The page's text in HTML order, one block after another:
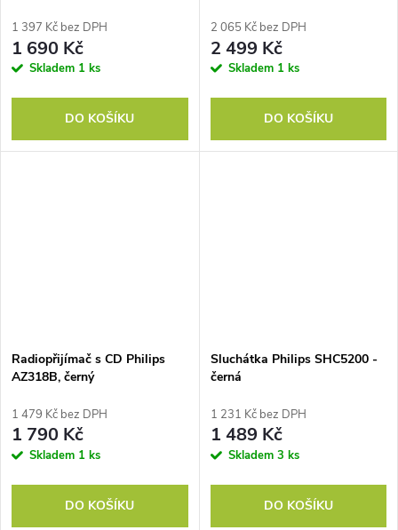
1 397 Kč bez DPH
1 690 Kč
Skladem 1 ks
DO KOŠÍKU
2 065 Kč bez DPH
2 499 Kč
Skladem 1 ks
DO KOŠÍKU
Radiopřijímač s CD Philips
AZ318B, černý
1 479 Kč bez DPH
1 790 Kč
Skladem 1 ks
DO KOŠÍKU
Sluchátka Philips SHC5200 -
černá
1 231 Kč bez DPH
1 489 Kč
Skladem 3 ks
DO KOŠÍKU